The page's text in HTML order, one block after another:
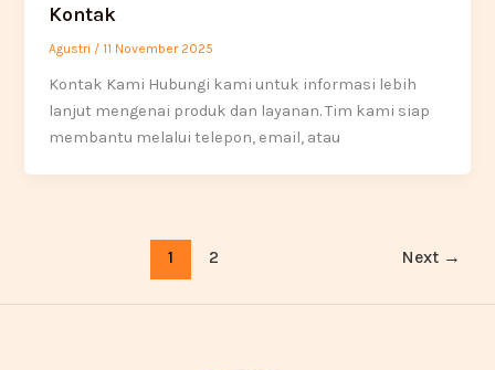
Kontak
Agustri /11 November 2025
Kontak Kami Hubungi kami untuk informasi lebih
lanjut mengenai produk dan layanan. Tim kami siap
membantu melalui telepon, email, atau
1 2 Next →